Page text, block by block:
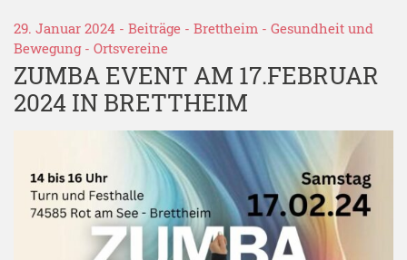
29. Januar 2024 - Beiträge - Brettheim - Gesundheit und
Bewegung- Ortsvereine
ZUMBA EVENT AM 17.FEBRUAR
2024 IN BRETTHEIM